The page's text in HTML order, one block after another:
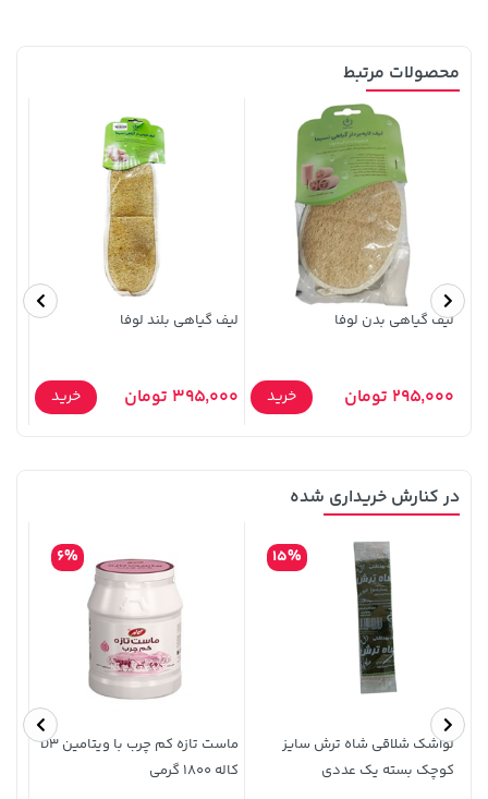
46,279,000 تومان خرید
4,740,000
خرید خرید
محصولات مرتبط
لیف گیاهی بدن لوفا
295,000 تومان خرید
لیف گیاهی بلند لوفا
395,000 تومان خرید
در کنارش خریداری شده
لواشک شلاقی شاه ترش سایز
کوچک بسته یک عددی
15%
ماست تازه کم چرب با ویتامین D3
کاله 1800 گرمی
6%